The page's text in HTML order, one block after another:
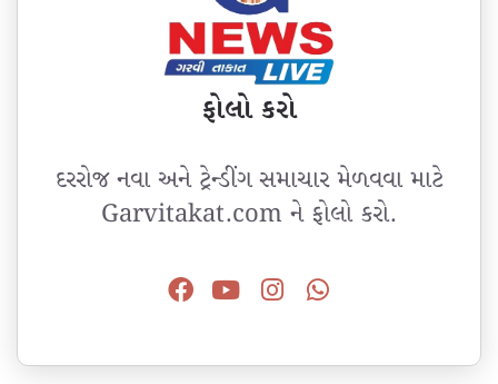
ફોલો કરો
દરરોજ નવા અને ટ્રેન્ડીંગ સમાચાર મેળવવા માટે
Garvitakat.com ને ફોલો કરો.